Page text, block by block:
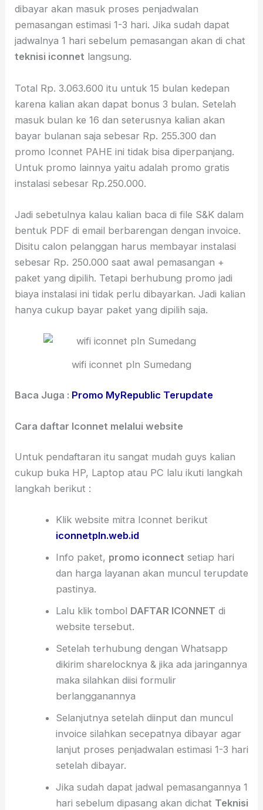
dibayar akan masuk proses penjadwalan
pemasangan estimasi 1-3 hari. Jika sudah dapat
jadwalnya 1 hari sebelum pemasangan akan di chat
teknisi iconnet langsung.
Total Rp. 3.063.600 itu untuk 15 bulan kedepan
karena kalian akan dapat bonus 3 bulan. Setelah
masuk bulan ke 16 dan seterusnya kalian akan
bayar bulanan saja sebesar Rp. 255.300 dan
promo Iconnet PAHE ini tidak bisa diperpanjang.
Untuk promo lainnya yaitu adalah promo gratis
instalasi sebesar Rp.250.000.
Jadi sebetulnya kalau kalian baca di file S&K dalam
bentuk PDF di email berbarengan dengan invoice.
Disitu calon pelanggan harus membayar instalasi
sebesar Rp. 250.000 saat awal pemasangan +
paket yang dipilih. Tetapi berhubung promo jadi
biaya instalasi ini tidak perlu dibayarkan. Jadi kalian
hanya cukup bayar paket yang dipilih saja.
wifi iconnet pln Sumedang
Baca Juga : Promo MyRepublic Terupdate
Cara daftar Iconnet melalui website
Untuk pendaftaran itu sangat mudah guys kalian
cukup buka HP, Laptop atau PC lalu ikuti langkah
langkah berikut :
Klik website mitra Iconnet berikut
iconnetpln.web.id
Info paket, promo iconnect setiap hari
dan harga layanan akan muncul terupdate
pastinya.
Lalu klik tombol DAFTAR ICONNET di
website tersebut.
Setelah terhubung dengan Whatsapp
dikirim sharelocknya & jika ada jaringannya
maka silahkan diisi formulir
berlangganannya
Selanjutnya setelah diinput dan muncul
invoice silahkan secepatnya dibayar agar
lanjut proses penjadwalan estimasi 1-3 hari
setelah dibayar.
Jika sudah dapat jadwal pemasangannya 1
hari sebelum dipasang akan dichat Teknisi